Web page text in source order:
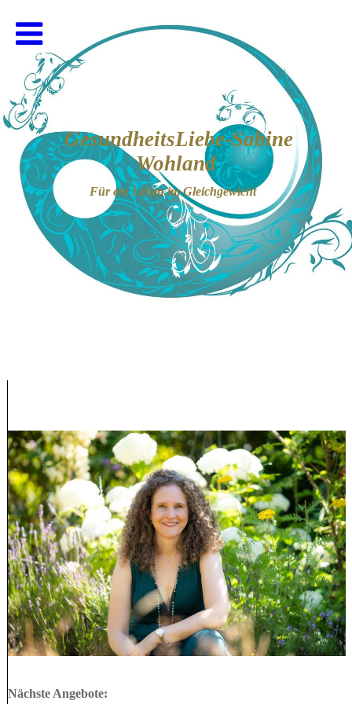
Nächste Angebote:
GesundheitsLiebe-Sabine
Wohland
Für ein Leben im Gleichgewicht